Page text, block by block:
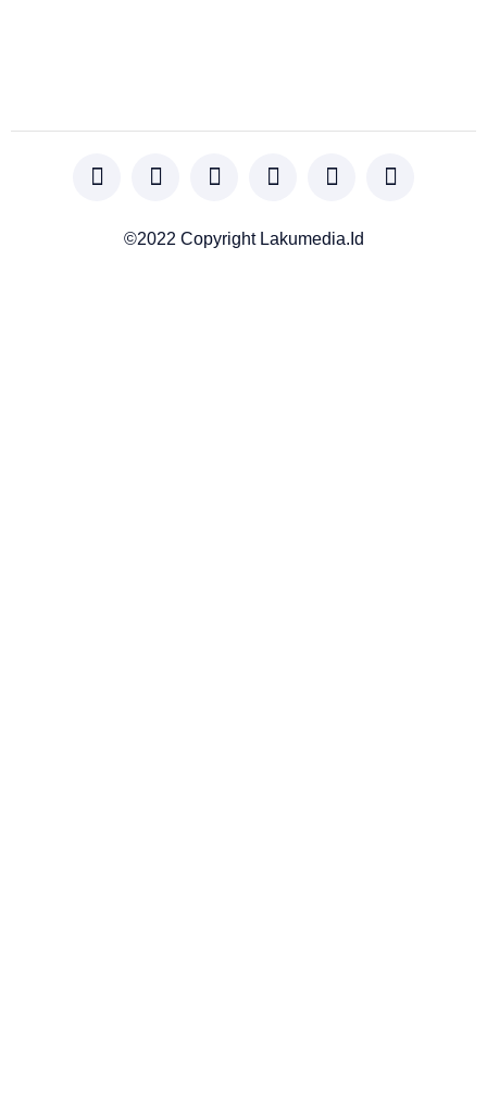
©2022 Copyright Lakumedia.id